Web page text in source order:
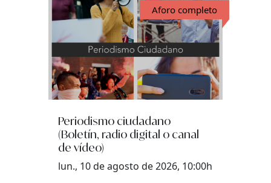
Aforo completo
Periodismo ciudadano
(Boletín, radio digital o canal
de vídeo)
lun., 10 de agosto de 2026, 10:00h